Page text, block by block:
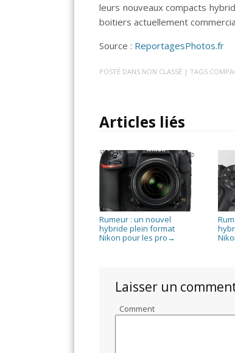
leurs nouveaux compacts
boitiers actuellement
Source : ReportagesPhotos.fr
POSTÉ DANS NON CLASSÉ | TAGS
Articles liés
Rumeur : un nouvel
hybride plein format
Nikon pour les pro →
Laisser un
Comment